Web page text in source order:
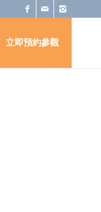
立即預約參觀